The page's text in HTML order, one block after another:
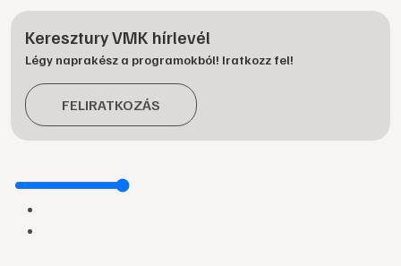
Keresztury VMK hírlevél
Légy naprakész a programokból! Iratkozz fel!
FELIRATKOZÁS